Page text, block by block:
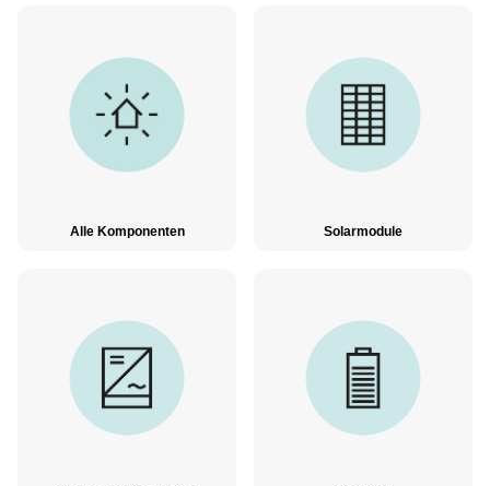
Alle Komponenten Solarmodule